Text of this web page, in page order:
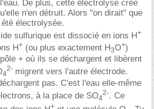
De plus, cette électrolyse crée
n'en détruit. Alors "on dirait" que
électrolysée.
sulfurique est dissocié en ions H+
H+ (ou plus exactement H3O+)
+ où ils se déchargent et libèrent
4
2- migrent vers l'autre électrode.
pas. C'est l'eau elle-même
à la place de SO4
2-. Ce
+